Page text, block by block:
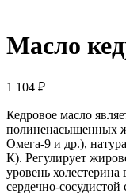
Масло
1 104 ₽
Кедровое масло
полиненасыщенных
Омега-9 и др.),
К). Регулирует
уровень холестерина
сердечно-сосудистой